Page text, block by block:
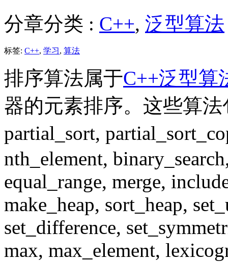
分章分类 : C++, 泛型算法
标签: C++, 学习, 算法
排序算法属于C++泛型算
器的元素排序。这些算法
partial_sort,
nth_element,
equal_range, merge,
make_heap, sort_heap,
set_difference,
max, max_element,